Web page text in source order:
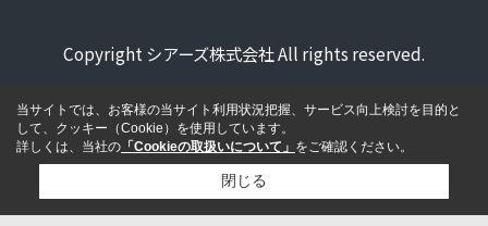
Copyright シアーズ株式会社 All rights reserved.
当サイトでは、お客様の当サイト利用状況把握、サービス向上検討を目的と
して、クッキー（Cookie）を使用しています。
詳しくは、当社の 「Cookieの取扱いについて」 をご確認ください。
閉じる